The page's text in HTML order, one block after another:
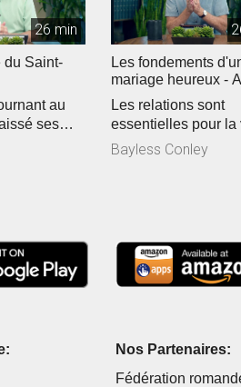
26 min
du Saint-
au
ses
Les fondements
mariage heureux -
et respect (1)
Les relations sont
essentielles pour la
chacun. Dans le
matrimonial...
Bayless Conley
Nos Partenaires:
Fédération